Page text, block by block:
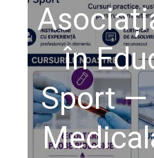
în
Sport —